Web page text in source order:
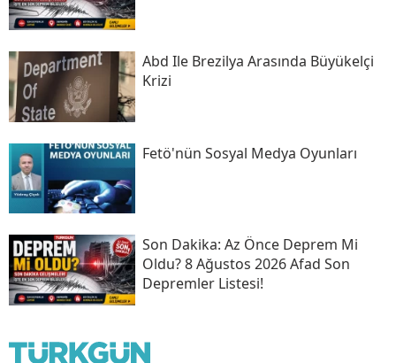
Abd Ile Brezilya Arasında Büyükelçi
Krizi
Fetö'nün Sosyal Medya Oyunları
Son Daki̇ka: Az Önce Deprem Mi
Oldu? 8 Ağustos 2026 Afad Son
Depremler Listesi!